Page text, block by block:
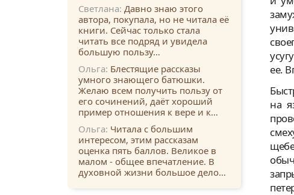
ее.
на
Светлана: Давно знаю этого
автора, покупала, но не читала её
книги. Сейчас только стала
читать все подряд и увидела
большую пользу…
Ольга: Блестящие рассказы
умного знающего батюшки.
Желаю всем получить пользу от
его сочинений, даёт хороший
пример отношения к вере и к…
Ольга: Читала с большим
интересом, этим рассказам
оценка пять баллов. Великое в
малом - общее впечатление. В
духовной жизни большое дело…